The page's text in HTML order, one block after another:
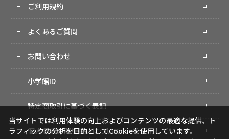
ご利用規約
よくあるご質問
お問い合わせ
小学館ID
特定商取引に基づく表記
個人情報の取り扱いについて
当サイトでは利用体験の向上およびコンテンツの最適な提供、ト
ラフィックの分析を目的としてCookieを使用しています。